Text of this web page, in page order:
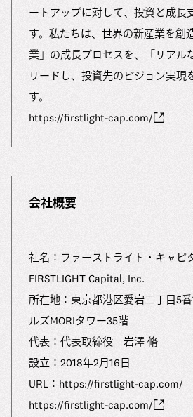
ートアップに対して、投資と成長
す。私たちは、世界の新産業を創
業」の成長プロセスを、「リアル
リードし、投資先のビジョン実現
す。
https://firstlight-cap.com/
会社概要
社名：ファーストライト・キャピ
FIRSTLIGHT Capital, Inc.
所在地：東京都港区愛宕二丁目5
ルズMORIタワー35階
代表：代表取締役 岩澤 脩
設立：2018年2月16日
URL：https://firstlight-cap.com/
https://firstlight-cap.com/